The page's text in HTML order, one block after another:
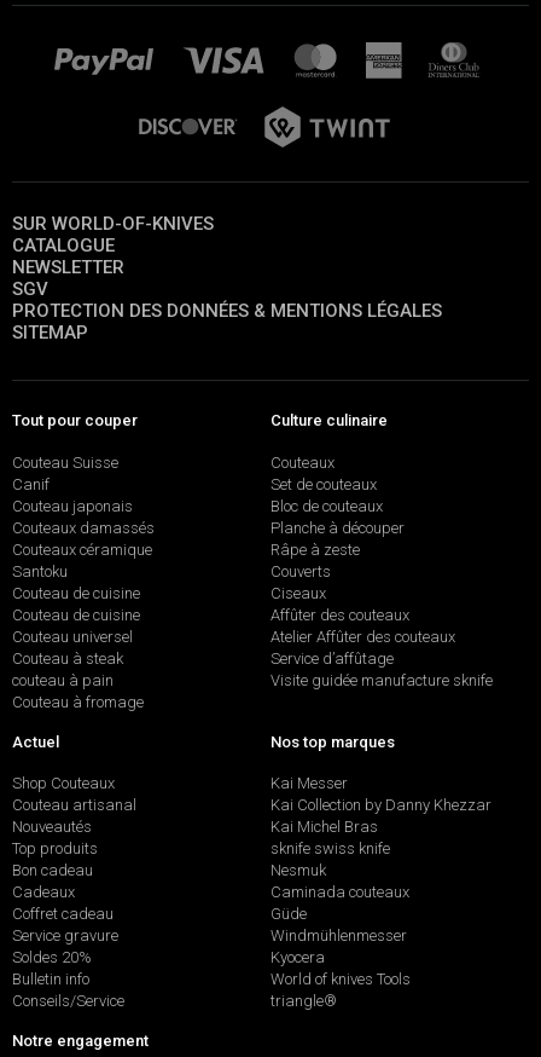
SUR WORLD-OF-KNIVES
CATALOGUE
NEWSLETTER
SGV
PROTECTION DES DONNÉES & MENTIONS LÉGALES
SITEMAP
Tout pour couper
Couteau Suisse
Canif
Couteau japonais
Couteaux damassés
Couteaux céramique
Santoku
Couteau de cuisine
Couteau de cuisine
Couteau universel
Couteau à steak
couteau à pain
Couteau à fromage
Culture culinaire
Couteaux
Set de couteaux
Bloc de couteaux
Planche à découper
Râpe à zeste
Couverts
Ciseaux
Affûter des couteaux
Atelier Affûter des couteaux
Service d’affûtage
Visite guidée manufacture sknife
Actuel
Shop Couteaux
Couteau artisanal
Nouveautés
Top produits
Bon cadeau
Cadeaux
Coffret cadeau
Service gravure
Soldes 20%
Bulletin info
Conseils/Service
Nos top marques
Kai Messer
Kai Collection by Danny Khezzar
Kai Michel Bras
sknife swiss knife
Nesmuk
Caminada couteaux
Güde
Windmühlenmesser
Kyocera
World of knives Tools
triangle®
Notre engagement